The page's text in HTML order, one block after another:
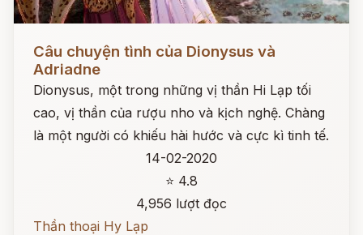
Câu chuyện tình của Dionysus và
Adriadne
Dionysus, một trong những vị thần Hi Lạp tối
cao, vị thần của rượu nho và kịch nghệ. Chàng
là một người có khiếu hài hước và cực kì tinh tế.
14-02-2020
⭐ 4.8
4,956 lượt đọc
Thần thoại Hy Lạp